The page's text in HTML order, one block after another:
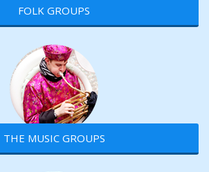
FOLK GROUPS
THE MUSIC GROUPS